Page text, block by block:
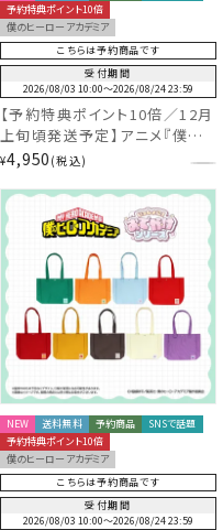
予約特典ポイント10倍
僕のヒーローアカデミア
こちらは予約商品です
受付期間
2026/08/03 10:00〜2026/08/24 23:59
【予約特典ポイント10倍／12月
上旬頃発送予定】アニメ『僕の
ヒーローアカデミア』 いっしょ
るみinポーチ ＞ ヒロアカ 粧美
堂 shobido
¥4,950 税込
NEW 送料無料 予約商品
SNSで話題
予約特典ポイント10倍
僕のヒーローアカデミア
こちらは予約商品です
受付期間
2026/08/03 10:00〜2026/08/24 23:59